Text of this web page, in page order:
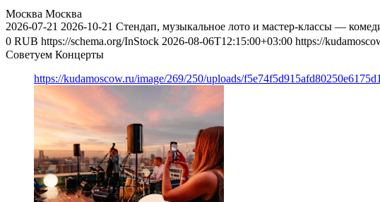
Москва Москва
2026-07-21 2026-10-21 Стендап, музыкальное лото и мастер-классы —
0 RUB https://schema.org/InStock 2026-08-06T12:15:00+03:00 https://
Советуем Концерты
https://kudamoscow.ru/image/269/250/uploads/